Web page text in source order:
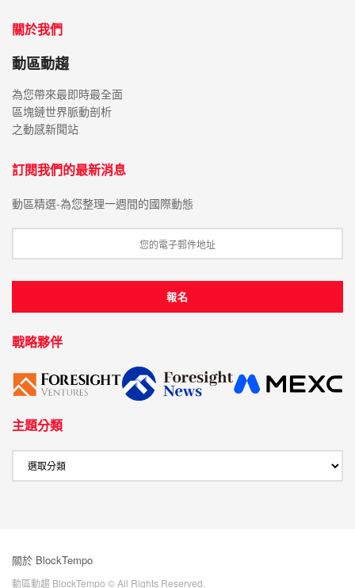
關於我們
動區動趨
為您帶來最即時最全面
區塊鏈世界脈動剖析
之動感新聞站
訂閱我們的最新消息
動區精選-為您整理一週間的國際動態
戰略夥伴
主題分類
關於 BlockTempo
動區動趨 BlockTempo © All Rights Reserved.